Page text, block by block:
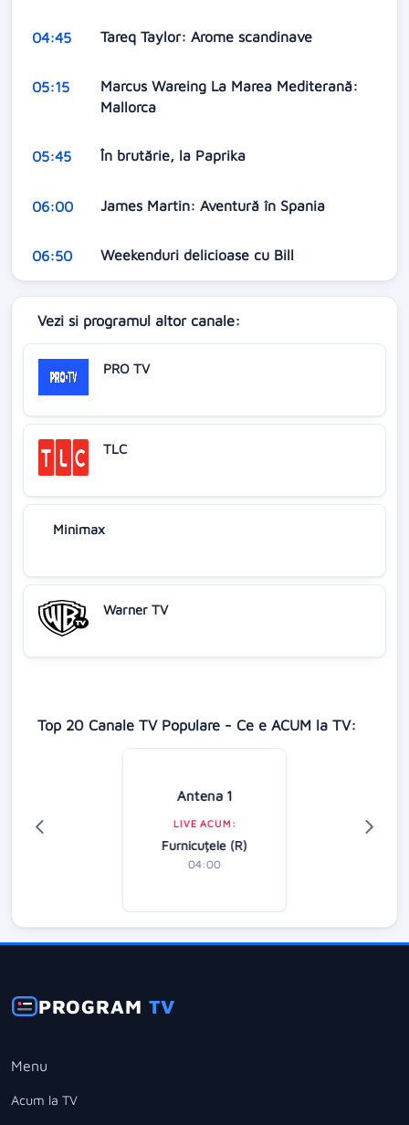
04:45 Tareq Taylor: Arome scandinave
05:15
Marcus Wareing La Marea Mediterană:
Mallorca
05:45 În brutărie, la Paprika
06:00 James Martin: Aventură în Spania
06:50 Weekenduri delicioase cu Bill
Vezi si programul altor canale:
PRO TV
TLC
Minimax
Warner TV
Top 20 Canale TV Populare - Ce e ACUM la TV:
Antena 1
LIVE ACUM:
Furnicuțele (R)
04:00
PROGRAMTV
Menu
Acum la TV